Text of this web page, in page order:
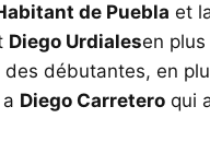
de Puebla et
Diego Urdialesen plus
des débutantes, en
Diego Carretero qui